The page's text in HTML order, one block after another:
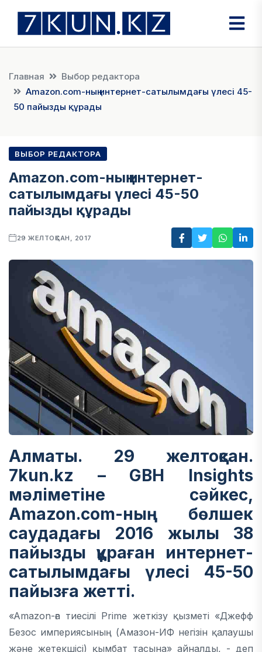
Главная
Выбор редактора
Amazon.com-ның интернет-сатылымдағы үлесі 45-
50 пайызды құрады
ВЫБОР РЕДАКТОРА
Amazon.com-ның интернет-
сатылымдағы үлесі 45-50
пайызды құрады
29 ЖЕЛТОҚСАН, 2017
Алматы. 29 желтоқсан.
7kun.kz – GBH Insights
мәліметіне сәйкес,
Amazon.com-ның бөлшек
саудадағы 2016 жылы 38
пайызды құраған интернет-
сатылымдағы үлесі 45-50
пайызға жетті.
«Amazon-ға тиесілі Prime жеткізу қызметі «Джефф
Безос империясының (Амазон-ИФ негізін қалаушы
және жетекшісі) қымбат тасына» айналды, - деп